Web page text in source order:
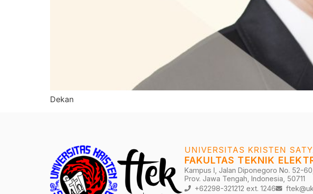
Dekan
UNIVERSITAS KRISTEN
FAKULTAS TEKNIK
Kampus I, Jalan Diponegoro No. 52-
Prov. Jawa Tengah, Indonesia, 50711
+62298-321212 ext. 1246